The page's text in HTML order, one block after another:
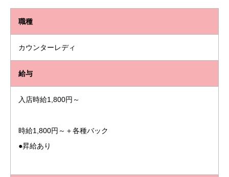
職種
カウンターレディ
給与
入店時給1,800円～
時給1,800円～＋各種バック
●昇給あり